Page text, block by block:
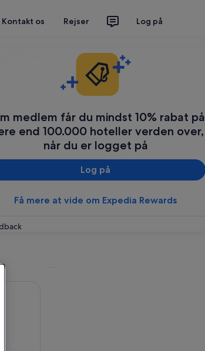
Kontakt os Rejser Log på
medlem får du mindst 10% rabat på
end 100.000 hoteller verden over,
når du er logget på
Log på
Få mere at vide om Expedia Rewards